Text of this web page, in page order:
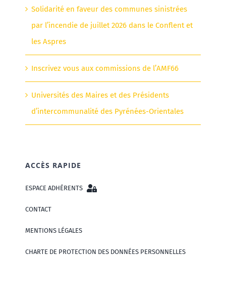
Solidarité en faveur des communes sinistrées
par l’incendie de juillet 2026 dans le Conflent et
les Aspres
Inscrivez vous aux commissions de l’AMF66
Universités des Maires et des Présidents
d’intercommunalité des Pyrénées-Orientales
ACCÈS RAPIDE
ESPACE ADHÉRENTS
CONTACT
MENTIONS LÉGALES
CHARTE DE PROTECTION DES DONNÉES PERSONNELLES